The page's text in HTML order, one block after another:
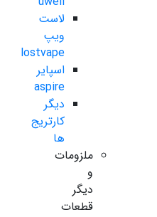
لاست
ویپ
lostvape
اسپایر
aspire
دیگر
کارتریج
ها
ملزومات
و
دیگر
قطعات